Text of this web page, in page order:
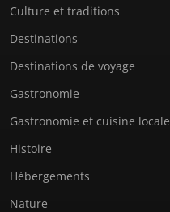
Culture et traditions
Destinations
Destinations de voyage
Gastronomie
Gastronomie et cuisine locale
Histoire
Hébergements
Nature